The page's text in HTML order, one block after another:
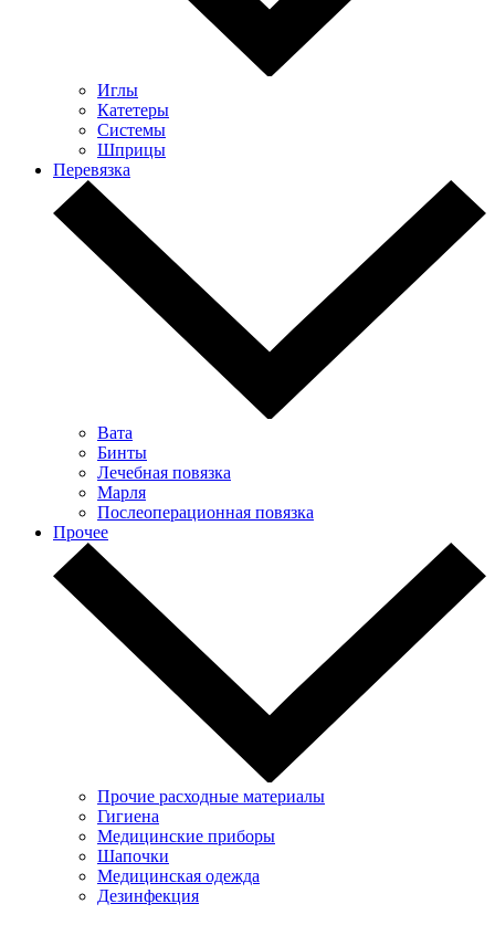
Иглы
Катетеры
Системы
Шприцы
Перевязка
Вата
Бинты
Лечебная повязка
Марля
Послеоперационная повязка
Прочее
Прочие расходные материалы
Гигиена
Медицинские приборы
Шапочки
Медицинская одежда
Дезинфекция